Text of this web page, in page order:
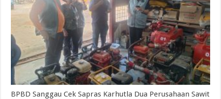
BPBD Sanggau Cek Sapras Karhutla Dua Perusahaan Sawit